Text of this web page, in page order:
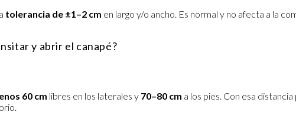
tolerancia de ±1–2 cm en largo y/o ancho. Es normal y no afecta a la
y abrir el canapé?
60 cm libres en los laterales y 70–80 cm a los pies. Con esa